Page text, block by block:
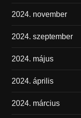
2024. november
2024. szeptember
2024. május
2024. április
2024. március